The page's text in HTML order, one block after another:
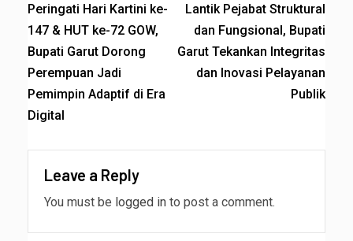
Peringati Hari Kartini ke-
147 & HUT ke-72 GOW,
Bupati Garut Dorong
Perempuan Jadi
Pemimpin Adaptif di Era
Digital
Lantik Pejabat Struktural
dan Fungsional, Bupati
Garut Tekankan Integritas
dan Inovasi Pelayanan
Publik
Leave a Reply
You must be logged in to post a comment.